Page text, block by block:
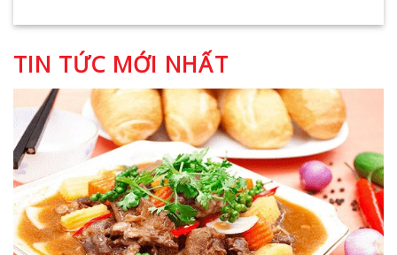
TIN TỨC MỚI NHẤT